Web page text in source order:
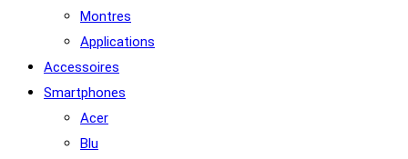
Montres
Applications
Accessoires
Smartphones
Acer
Blu